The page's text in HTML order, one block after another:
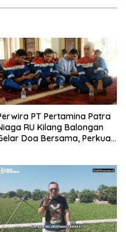
PT Pertamina Patra
RU Kilang Balongan
Doa Bersama, Perkuat